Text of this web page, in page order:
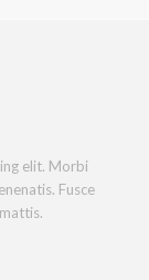
elit. Morbi
Fusce